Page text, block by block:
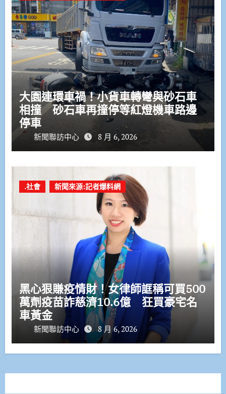
大園連環車禍！小貨車轉彎與砂石車
相撞 砂石車再撞停等紅燈機車路邊
停車
新聞聯訪中心 8 月 6, 2026
.社會 新聞來源:記者爆料網
黑心狠賺疫情財！女律師誆稱可買500
萬劑疫苗詐慈濟10.6億 狂買豪宅名
車黃金
新聞聯訪中心 8 月 6, 2026